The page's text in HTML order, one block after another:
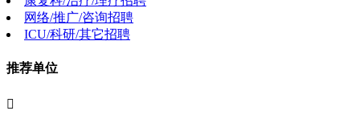
网络/推广/咨询招聘
ICU/科研/其它招聘
推荐单位
